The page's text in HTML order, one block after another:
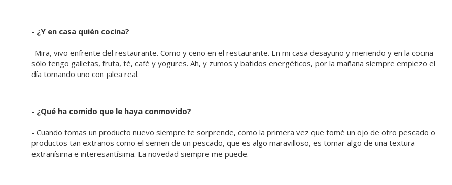
- ¿Y en casa quién cocina?
-Mira, vivo enfrente del restaurante. Como y ceno en el restaurante. En mi casa desayuno y meriendo y en la cocina
sólo tengo galletas, fruta, té, café y yogures. Ah, y zumos y batidos energéticos, por la mañana siempre empiezo el
día tomando uno con jalea real.
- ¿Qué ha comido que le haya conmovido?
- Cuando tomas un producto nuevo siempre te sorprende, como la primera vez que tomé un ojo de otro pescado o
productos tan extraños como el semen de un pescado, que es algo maravilloso, es tomar algo de una textura
extrañísima e interesantísima. La novedad siempre me puede.